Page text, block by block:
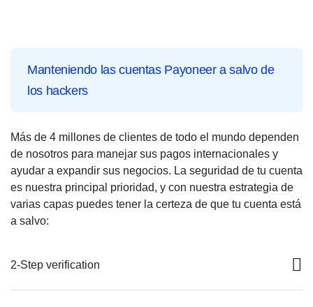
Manteniendo las cuentas Payoneer a salvo de
los hackers
Más de 4 millones de clientes de todo el mundo dependen
de nosotros para manejar sus pagos internacionales y
ayudar a expandir sus negocios. La seguridad de tu cuenta
es nuestra principal prioridad, y con nuestra estrategia de
varias capas puedes tener la certeza de que tu cuenta está
a salvo:
2-Step verification